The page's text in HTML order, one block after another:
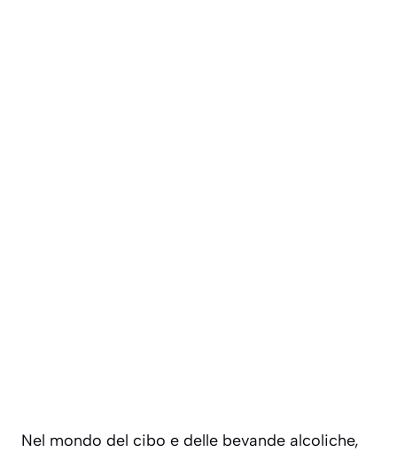
Nel mondo del cibo e delle bevande alcoliche,